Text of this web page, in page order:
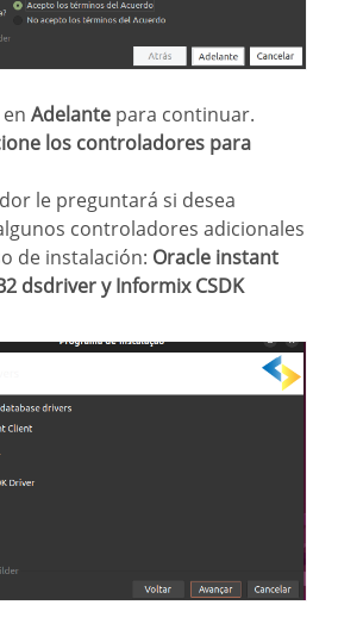
en Adelante para continuar.
controladores adicionales
de instalación: Oracle instant
dsdriver y Informix CSDK